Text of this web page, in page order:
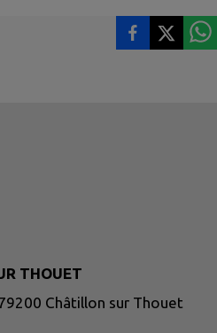
THOUET
Châtillon sur Thouet